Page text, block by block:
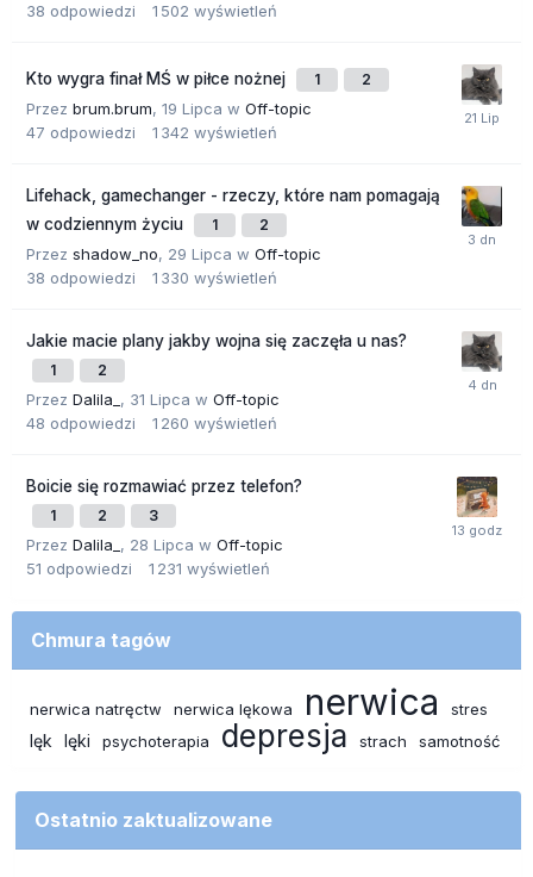
38 odpowiedzi 1 502 wyświetleń
Kto wygra finał MŚ w piłce nożnej 1 2
Przez brum.brum, 19 Lipca w Off-topic
47 odpowiedzi 1 342 wyświetleń
Lifehack, gamechanger - rzeczy, które nam pomagają
w codziennym życiu
1 2
Przez shadow_no, 29 Lipca w Off-topic
38 odpowiedzi 1 330 wyświetleń
Jakie macie plany jakby wojna się zaczęła u nas?
1 2
Przez Dalila_ , 31 Lipca w Off-topic
48 odpowiedzi 1 260 wyświetleń
Boicie się rozmawiać przez telefon?
1 2 3
Przez Dalila_ , 28 Lipca w Off-topic
51 odpowiedzi 1 231 wyświetleń
Chmura tagów
nerwica natręctw nerwica lękowa nerwica stres
lęk lęki psychoterapia depresja strach samotność
Ostatnio zaktualizowane